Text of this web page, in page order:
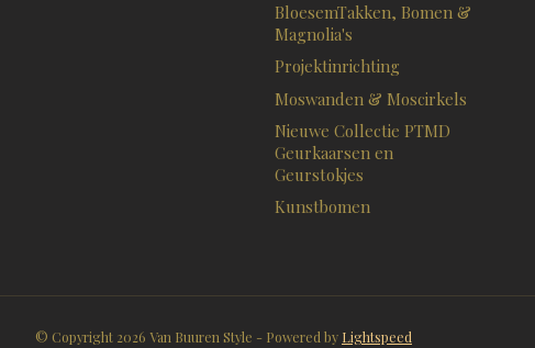
BloesemTakken, Bomen &
Magnolia's
Projektinrichting
Moswanden & Moscirkels
Nieuwe Collectie PTMD
Geurkaarsen en
Geurstokjes
Kunstbomen
© Copyright 2026 Van Buuren Style - Powered by Lightspeed